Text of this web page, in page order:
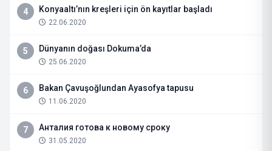
4 Konyaaltı’nın kreşleri için ön kayıtlar başladı
22.06.2020
5 Dünyanın doğası Dokuma’da
25.06.2020
6 Bakan Çavuşoğlundan Ayasofya tapusu
11.06.2020
7 Анталия готова к новому сроку
31.05.2020